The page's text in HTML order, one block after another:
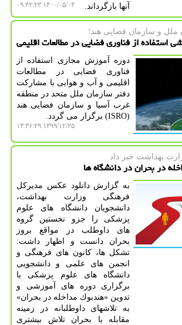
آنها بازگرداند.
۱۴۰۰/۰۵/۰۴ ۰۹:۴۲:۲۳
و سازمان فضایی هند؛
استفاده از فناوری فضایی در مطالعات اقلیمی
دوره آموزش مجازی استفاده از
فناوری فضایی در مطالعات
اقلیمی و آب و هوایی با مشارکت
دفتر سازمان ملل متحد در منطقه
غرب آسیا و سازمان فضایی هند
(ISRO) برگزار می گردد.
۱۳۹۹/۱۲/۲۵ ۱۳:۳۶:۲۹
بهداشت خبر داد
در بحران در دانشگاه ها
به گزارش دانلود عكس مدیركل
فرهنگی وزارت بهداشت،
دانشجویان دانشگاه های علوم
پزشكی را جزو نخستین گروه
های داوطلب در مواقع بروز
بحران دانست و اظهار داشت:
تشكل ها، كانون های فرهنگی و
انجمن های علمی و دانشجویی
دانشگاه های علوم پزشكی با
برگزاری دوره های آموزشی و
تدوین «هندبوك مداخله در بحران»
به تلاشهای داوطلبانه در زمینه
مقابله با بحران تلاش بیشتری